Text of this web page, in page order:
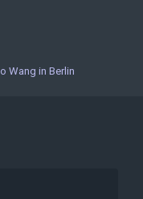
Wang in Berlin